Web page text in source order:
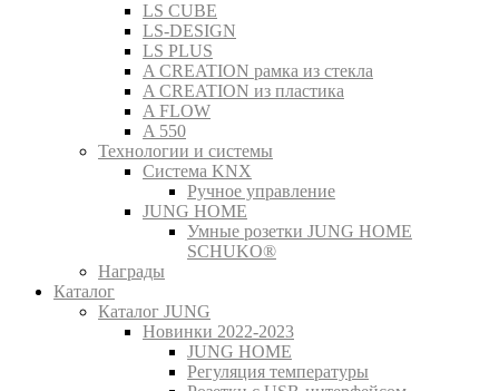
LS CUBE
LS-DESIGN
LS PLUS
A CREATION рамка из стекла
A CREATION из пластика
A FLOW
A 550
Технологии и системы
Система KNX
Ручное управление
JUNG HOME
Умные розетки JUNG HOME
SCHUKO®
Награды
Каталог
Каталог JUNG
Новинки 2022-2023
JUNG HOME
Регуляция температуры